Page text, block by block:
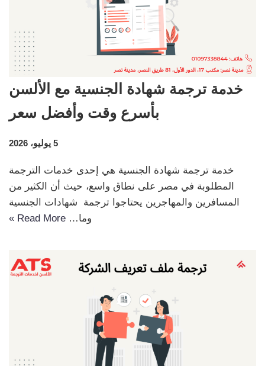
خدمة ترجمة شهادة الجنسية مع الألسن
بأسرع وقت وأفضل سعر
5 يوليو، 2026
خدمة ترجمة شهادة الجنسية هي إحدى خدمات الترجمة
المطلوبة في مصر على نطاق واسع، حيث أن الكثير من
المسافرين والمهاجرين يحتاجوا ترجمة شهادات الجنسية
وما… Read More »